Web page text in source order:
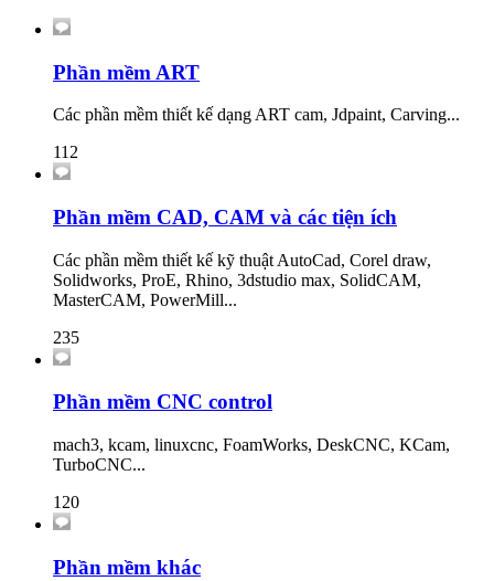
Phần mềm ART
Các phần mềm thiết kế dạng ART cam, Jdpaint, Carving...
112
Phần mềm CAD, CAM và các tiện ích
Các phần mềm thiết kế kỹ thuật AutoCad, Corel draw,
Solidworks, ProE, Rhino, 3dstudio max, SolidCAM,
MasterCAM, PowerMill...
235
Phần mềm CNC control
mach3, kcam, linuxcnc, FoamWorks, DeskCNC, KCam,
TurboCNC...
120
Phần mềm khác